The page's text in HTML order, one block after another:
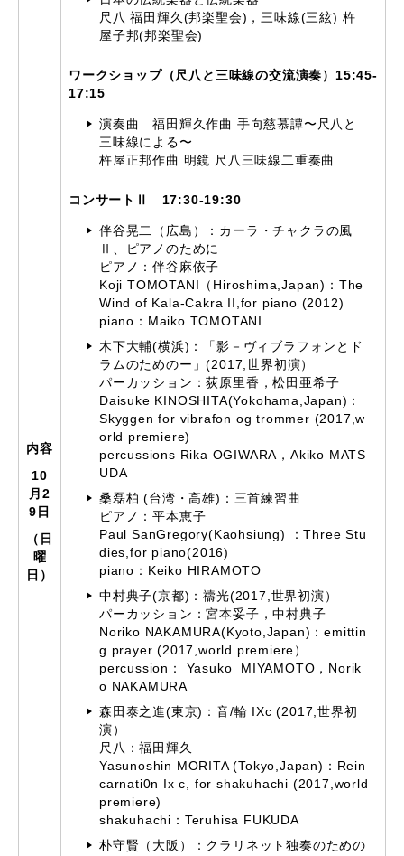
内容
10
月2
9日
（日
曜
日）
尺八 福田輝久(邦楽聖会)，三味線(三絃) 杵
屋子邦(邦楽聖会)
ワークショップ（尺八と三味線の交流演奏）15:45-
17:15
演奏曲 福田輝久作曲 手向慈慕譚〜尺八と
三味線による〜
杵屋正邦作曲 明鏡 尺八三味線二重奏曲
コンサートⅡ 17:30-19:30
伴谷晃二（広島）：カーラ・チャクラの風
Ⅱ、ピアノのために
ピアノ：伴谷麻依子
Koji TOMOTANI（Hiroshima,Japan)：The
Wind of Kala-Cakra II,for piano (2012)
piano：Maiko TOMOTANI
木下大輔(横浜)：「影－ヴィブラフォンとド
ラムのためのー」(2017,世界初演）
パーカッション：荻原里香，松田亜希子
Daisuke KINOSHITA(Yokohama,Japan)：
Skyggen for vibrafon og trommer (2017,w
orld premiere)
percussions Rika OGIWARA，Akiko MATS
UDA
桑磊柏 (台湾・高雄)：三首練習曲
ピアノ：平本恵子
Paul SanGregory(Kaohsiung) ：Three Stu
dies,for piano(2016)
piano：Keiko HIRAMOTO
中村典子(京都)：禱光(2017,世界初演）
パーカッション：宮本妥子，中村典子
Noriko NAKAMURA(Kyoto,Japan)：emittin
g prayer (2017,world premiere）
percussion： Yasuko MIYAMOTO，Norik
o NAKAMURA
森田泰之進(東京)：音/輪 IXc (2017,世界初
演）
尺八：福田輝久
Yasunoshin MORITA (Tokyo,Japan)：Rein
carnati0n Ix c, for shakuhachi (2017,world
premiere)
shakuhachi：Teruhisa FUKUDA
朴守賢（大阪）：クラリネット独奏のための